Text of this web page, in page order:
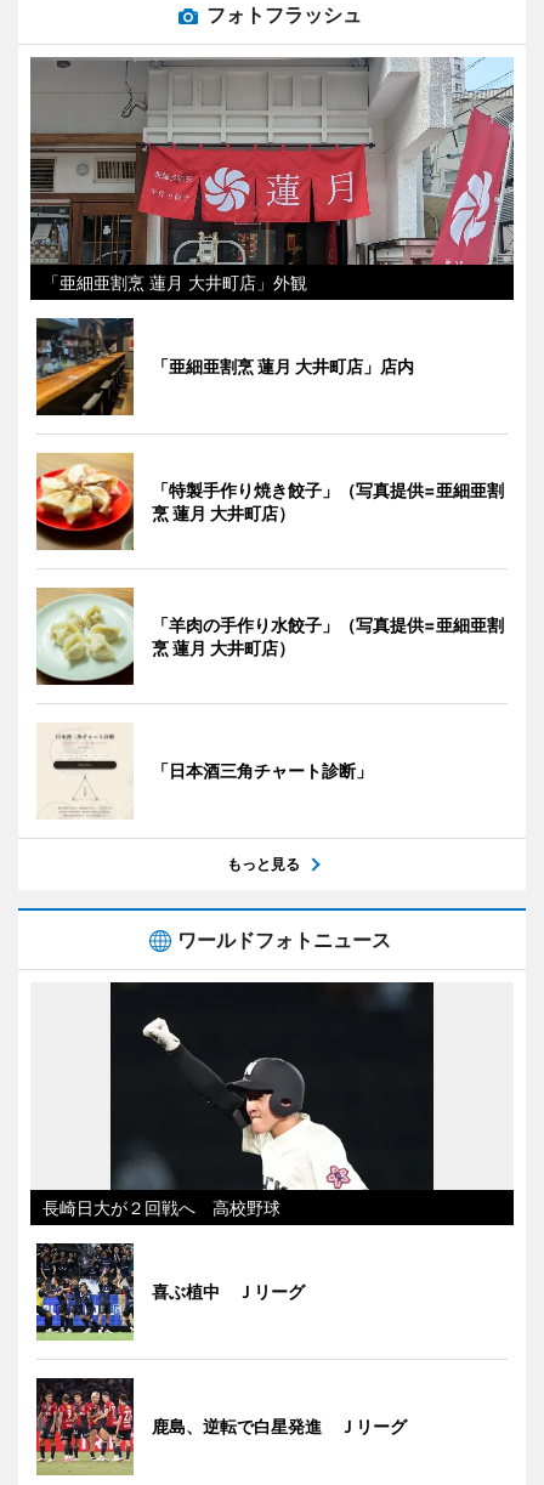
フォトフラッシュ
「亜細亜割烹 蓮月 大井町店」外観
「亜細亜割烹 蓮月 大井町店」店内
「特製手作り焼き餃子」（写真提供=亜細亜割
烹 蓮月 大井町店）
「羊肉の手作り水餃子」（写真提供=亜細亜割
烹 蓮月 大井町店）
「日本酒三角チャート診断」
もっと見る
ワールドフォトニュース
長崎日大が２回戦へ 高校野球
喜ぶ植中 Ｊリーグ
鹿島、逆転で白星発進 Ｊリーグ